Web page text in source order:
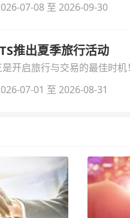
07-08 至 2026-09-30
推出夏季旅行活动
开启旅行与交易的最佳时
07-01 至 2026-08-31